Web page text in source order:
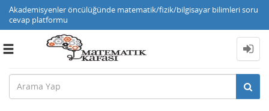
Akademisyenler öncülüğünde matematik/fizik/bilgisayar bilimleri soru
cevap platformu
Toggle